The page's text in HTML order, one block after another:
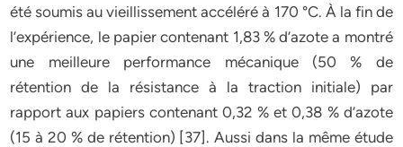
été soumis au vieillissement accéléré à 170 °C. À la fin de
l’expérience, le papier contenant 1,83 % d’azote a montré
une meilleure performance mécanique (50 % de
rétention de la résistance à la traction initiale) par
rapport aux papiers contenant 0,32 % et 0,38 % d’azote
(15 à 20 % de rétention) [37]. Aussi dans la même étude